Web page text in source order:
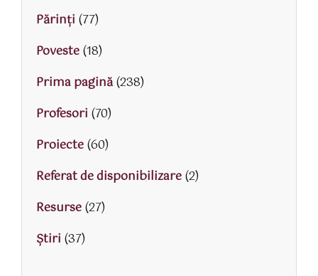
Părinţi (77)
Poveste(18)
Prima pagină(238)
Profesori (70)
Proiecte(60)
Referat de disponibilizare(2)
Resurse(27)
Știri (37)